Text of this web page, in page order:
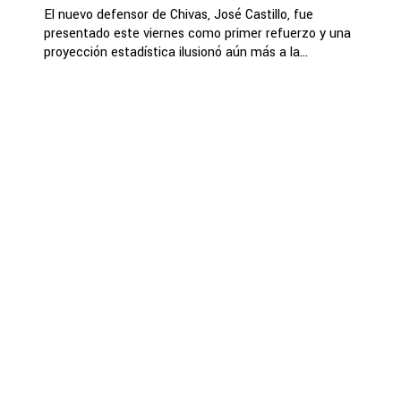
El nuevo defensor de Chivas, José Castillo, fue
presentado este viernes como primer refuerzo y una
proyección estadística ilusionó aún más a la...